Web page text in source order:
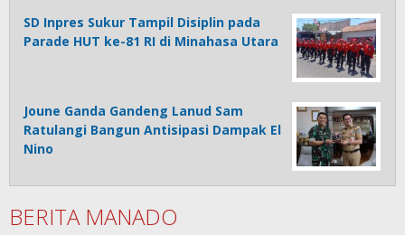
SD Inpres Sukur Tampil Disiplin pada
Parade HUT ke-81 RI di Minahasa Utara
Joune Ganda Gandeng Lanud Sam
Ratulangi Bangun Antisipasi Dampak El
Nino
BERITA MANADO